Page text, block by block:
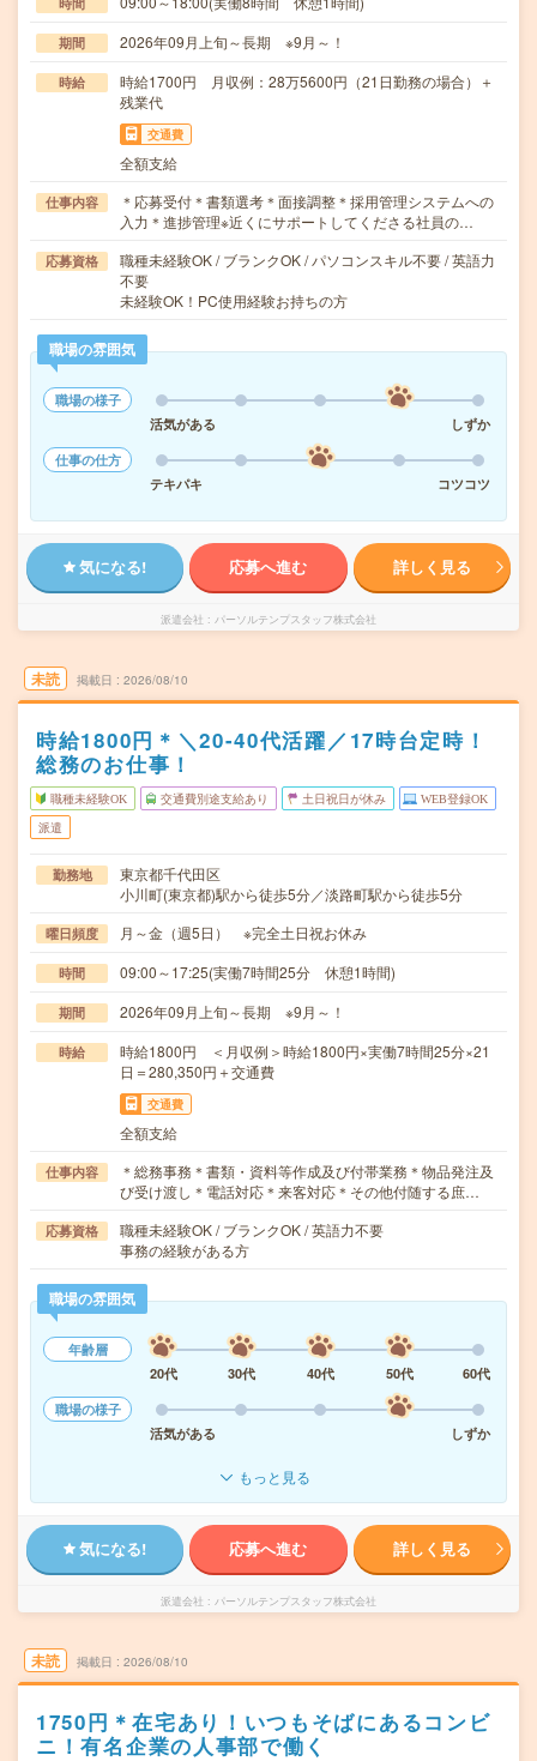
期間 2026年09月上旬～長期 ※9月～！
時給
時給1700円 月収例：28万5600円（21日勤務の場合）＋
残業代
交通費
全額支給
仕事内容
＊応募受付＊書類選考＊面接調整＊採用管理システムへの
入力＊進捗管理※近くにサポートしてくださる社員の…
応募資格
職種未経験OK / ブランクOK / パソコンスキル不要 / 英語力
不要
未経験OK！PC使用経験お持ちの方
職場の雰囲気
職場の様子
活気がある
しずか
仕事の仕方
テキパキ
コツコツ
気になる! 応募へ進む 詳しく見る
派遣会社 パーソルテンプスタッフ株式会社
未読 掲載日 2026/08/10
時給1800円＊＼20-40代活躍／17時台定時！
総務のお仕事！
職種未経験OK 交通費別途支給あり 土日祝日が休み WEB登録OK
派遣
勤務地
東京都千代田区
小川町(東京都)駅から徒歩5分／淡路町駅から徒歩5分
曜日頻度 月～金（週5日） ※完全土日祝お休み
時間 09:00～17:25(実働7時間25分 休憩1時間)
期間 2026年09月上旬～長期 ※9月～！
時給
時給1800円 ＜月収例＞時給1800円×実働7時間25分×21
日＝280,350円＋交通費
交通費
全額支給
仕事内容
＊総務事務＊書類・資料等作成及び付帯業務＊物品発注及
び受け渡し＊電話対応＊来客対応＊その他付随する庶…
応募資格
職種未経験OK / ブランクOK / 英語力不要
事務の経験がある方
職場の雰囲気
年齢層
20代
30代 40代 50代
60代
職場の様子
活気がある
しずか
もっと見る
気になる! 応募へ進む 詳しく見る
派遣会社 パーソルテンプスタッフ株式会社
未読 掲載日 2026/08/10
1750円＊在宅あり！いつもそばにあるコンビ
ニ！有名企業の人事部で働く